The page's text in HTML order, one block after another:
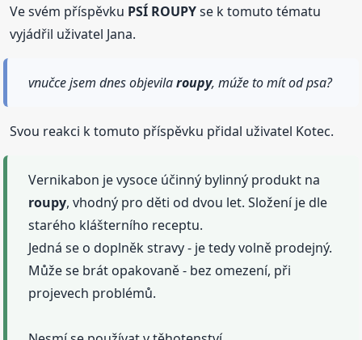
Ve svém příspěvku PSÍ ROUPYse k tomuto tématu
vyjádřil uživatel Jana.
vnučce jsem dnes objevilaroupy, múže to mít od psa?
Svou reakci k tomuto příspěvku přidal uživatel Kotec.
Vernikabon je vysoce účinný bylinný produkt na
roupy, vhodný pro děti od dvou let. Složení je dle
starého klášterního receptu.
Jedná se o doplněk stravy - je tedy volně prodejný.
Může se brát opakovaně - bez omezení, při
projevech problémů.